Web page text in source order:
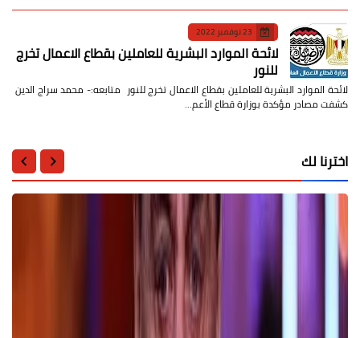
23 نوفمبر 2022
لائحة الموارد البشرية للعاملين بقطاع الاعمال تخرج
للنور
لائحة الموارد البشرية للعاملين بقطاع الاعمال تخرج للنور متابعه:- محمد سراج الدين
كشفت مصادر مؤكدة بوزارة قطاع الأعم…
اخترنا لك